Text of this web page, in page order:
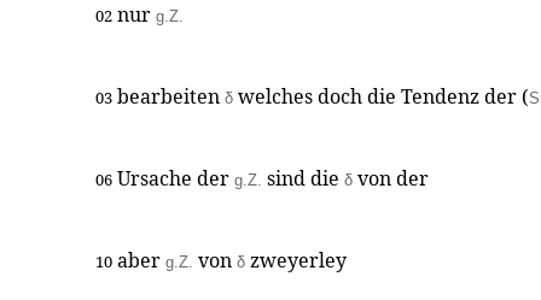
02 nur g.Z.
03 bearbeiten δ welches doch die Tendenz der (
06 Ursache der g.Z. sind die δ von der
10 aber g.Z. von δ zweyerley